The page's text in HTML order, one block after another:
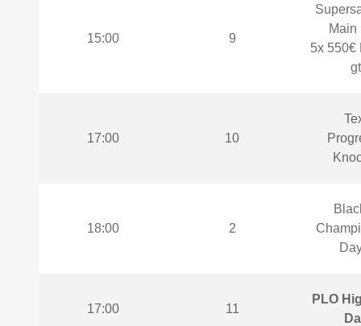
15:00 9
Main
5x 550€
17:00 10
18:00 2
17:00 11
PLO